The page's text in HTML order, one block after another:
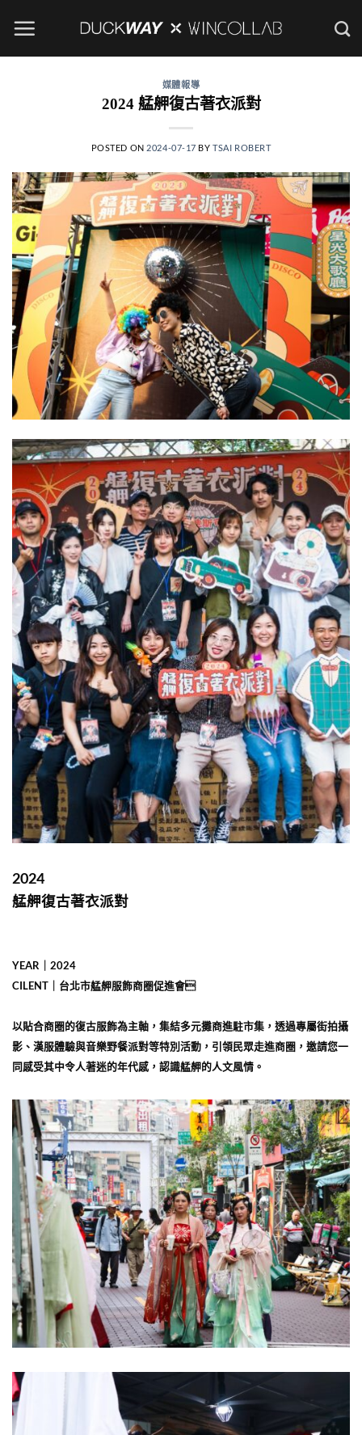
媒體報導
2024 艋舺復古著衣派對
POSTED ON 2024-07-17 BYTSAI ROBERT
2024
艋舺復古著衣派對
YEAR｜2024
CILENT｜台北市艋舺服飾商圈促進會
以貼合商圈的復古服飾為主軸，集結多元攤商進駐市集，透過專屬街拍攝
影、漢服體驗與音樂野餐派對等特別活動，引領民眾走進商圈，邀請您一
同感受其中令人著迷的年代感，認識艋舺的人文風情。